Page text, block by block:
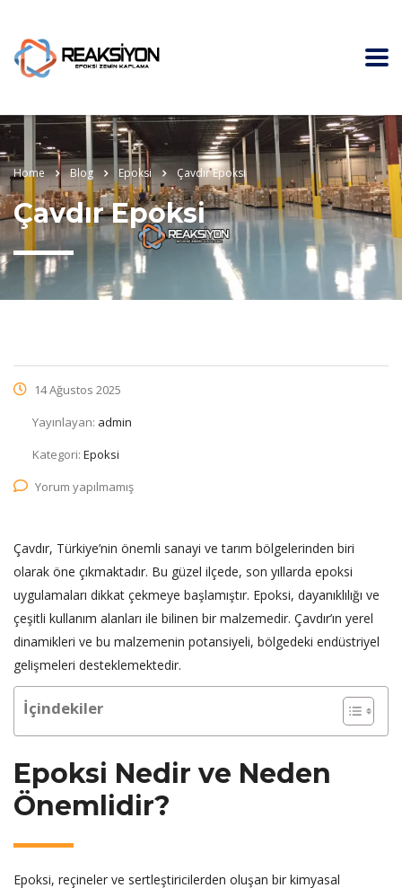
Home Blog Epoksi Çavdır Epoksi
Çavdır Epoksi
14 Ağustos 2025
Yayınlayan: admin
Kategori: Epoksi
Yorum yapılmamış
Çavdır, Türkiye’nin önemli sanayi ve tarım bölgelerinden biri
olarak öne çıkmaktadır. Bu güzel ilçede, son yıllarda epoksi
uygulamaları dikkat çekmeye başlamıştır. Epoksi, dayanıklılığı ve
çeşitli kullanım alanları ile bilinen bir malzemedir. Çavdır’ın yerel
dinamikleri ve bu malzemenin potansiyeli, bölgedeki endüstriyel
gelişmeleri desteklemektedir.
İçindekiler
Epoksi Nedir ve Neden
Önemlidir?
Epoksi, reçineler ve sertleştiricilerden oluşan bir kimyasal